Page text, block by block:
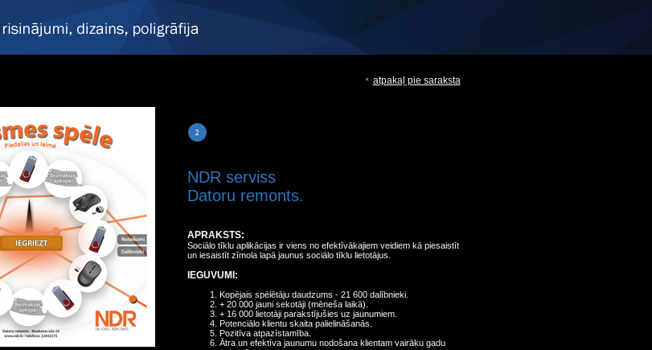
atpakaļ pie saraksta
NDR serviss
Datoru remonts.
APRAKSTS:
Sociālo tīklu aplikācijas ir viens no efektīvākajiem veidiem kā piesaistīt
un iesaistīt zīmola lapā jaunus sociālo tīklu lietotājus.
IEGUVUMI:
Kopējais spēlētāju daudzums - 21 600 dalībnieki.
+ 20 000 jauni sekotāji (mēneša laikā).
+ 16 000 lietotāji parakstījušies uz jaunumiem.
Potenciālo klientu skaita palielināšanās.
Pozitīva atpazīstamība.
Ātra un efektīva jaunumu nodošana klientam vairāku gadu